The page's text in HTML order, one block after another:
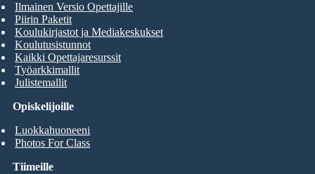
Opiskelijoille
Luokkahuoneeni
Photos For Class
Ilmainen Versio Opettajille
Piirin Paketit
Koulukirjastot ja Mediakeskukset
Koulutusistunnot
Kaikki Opettajaresurssit
Työarkkimallit
Julistemallit
Tiimeille